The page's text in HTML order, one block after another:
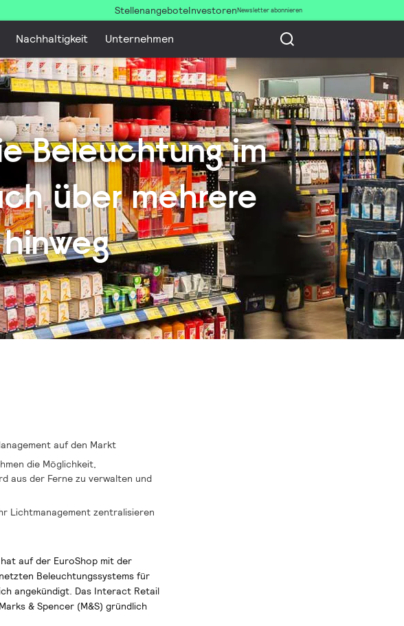
StellenangeboteInvestorenNewsletter abonnieren
Nachhaltigkeit Unternehmen
Beleuchtung im
über mehrere
auf den Markt
die Möglichkeit,
aus der Ferne zu verwalten und
Lichtmanagement zentralisieren
auf der EuroShop mit der
Beleuchtungssystems für
angekündigt. Das Interact Retail
& Spencer (M&S) gründlich